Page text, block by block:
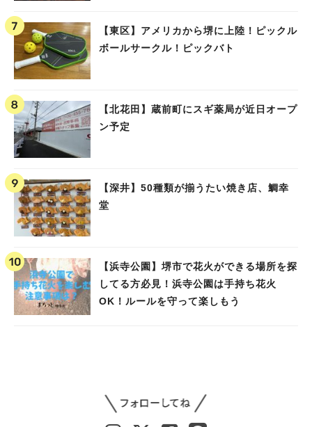
【東区】アメリカから堺に上陸！ピックル
ボールサークル！ピックバト
【北花田】蔵前町にスギ薬局が近日オープ
ン予定
【深井】50種類が揃うたい焼き店、鯛幸
堂
【浜寺公園】堺市で花火ができる場所を探
してる方必見！浜寺公園は手持ち花火
OK！ルールを守って楽しもう